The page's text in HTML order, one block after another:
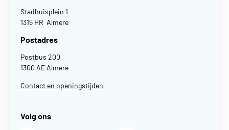
Stadhuisplein 1
1315 HR Almere
Postadres
Postbus 200
1300 AE Almere
Contact en openingstijden
Volg ons